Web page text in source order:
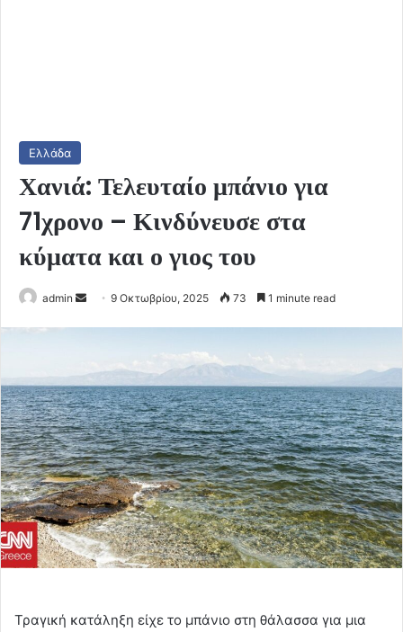
Ελλάδα
Χανιά: Τελευταίο μπάνιο για
71χρονο – Κινδύνευσε στα
κύματα και ο γιος του
admin
Send9 Οκτωβρίου, 2025 73 1 minute read
Τραγική κατάληξη είχε το μπάνιο στη θάλασσα για μια